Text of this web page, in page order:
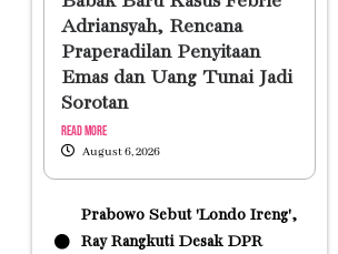
Adriansyah, Rencana
Praperadilan Penyitaan
Emas dan Uang Tunai Jadi
Sorotan
Read More
August 6, 2026
Prabowo Sebut 'Londo Ireng',
Ray Rangkuti Desak DPR